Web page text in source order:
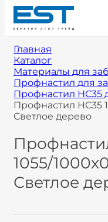
Главная
Каталог
Материалы для
Профнастил для
Профнастил НС35
Профнастил НС35
Светлое дерево
1055/
Светлое